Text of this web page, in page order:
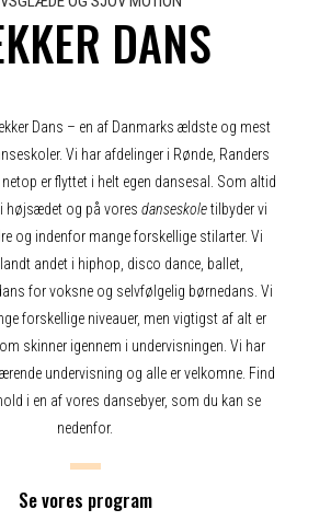
DANS
Dans – en af Danmarks ældste og mest
Vi har afdelinger i Rønde, Randers
er flyttet i helt egen dansesal. Som altid
højsædet og på voresdanseskoletilbyder vi
og indenfor mange forskellige stilarter. Vi
andet i hiphop, disco dance, ballet,
for voksne og selvfølgelig børnedans. Vi
forskellige niveauer, men vigtigst af alt er
skinner igennem i undervisningen. Vi har
undervisning og alle er velkomne. Find
i en af vores dansebyer, som du kan se
nedenfor.
Se vores program